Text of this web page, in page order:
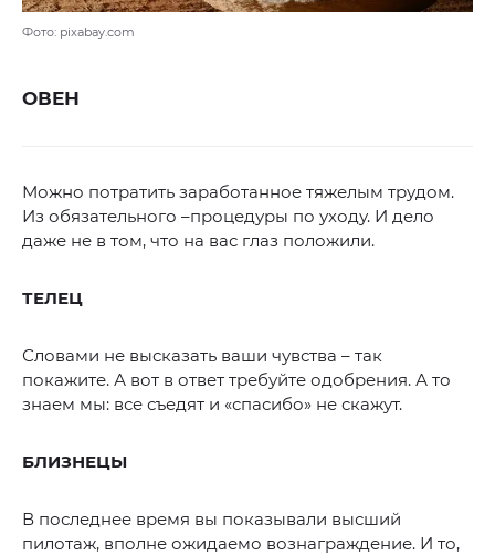
Фото: pixabay.com
ОВЕН
Можно потратить заработанное тяжелым трудом.
Из обязательного –процедуры по уходу. И дело
даже не в том, что на вас глаз положили.
ТЕЛЕЦ
Словами не высказать ваши чувства – так
покажите. А вот в ответ требуйте одобрения. А то
знаем мы: все съедят и «спасибо» не скажут.
БЛИЗНЕЦЫ
В последнее время вы показывали высший
пилотаж, вполне ожидаемо вознаграждение. И то,